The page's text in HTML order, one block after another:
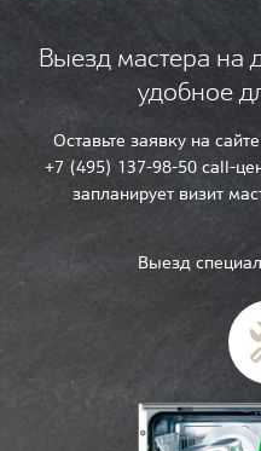
Выезд мастера на
удобное
Оставьте заявку на
+7 (495) 137-98-50 call-
запланирует визит
Выезд